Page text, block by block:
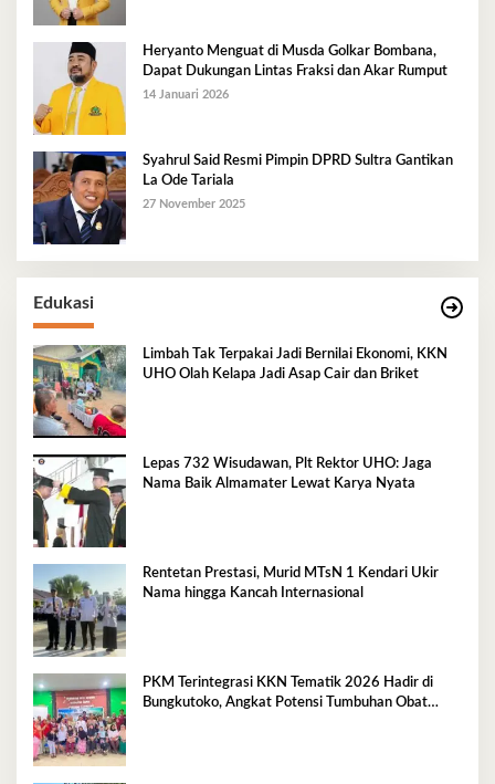
Heryanto Menguat di Musda Golkar Bombana,
Dapat Dukungan Lintas Fraksi dan Akar Rumput
14 Januari 2026
Syahrul Said Resmi Pimpin DPRD Sultra Gantikan
La Ode Tariala
27 November 2025
Edukasi
Limbah Tak Terpakai Jadi Bernilai Ekonomi, KKN
UHO Olah Kelapa Jadi Asap Cair dan Briket
Lepas 732 Wisudawan, Plt Rektor UHO: Jaga
Nama Baik Almamater Lewat Karya Nyata
Rentetan Prestasi, Murid MTsN 1 Kendari Ukir
Nama hingga Kancah Internasional
PKM Terintegrasi KKN Tematik 2026 Hadir di
Bungkutoko, Angkat Potensi Tumbuhan Obat